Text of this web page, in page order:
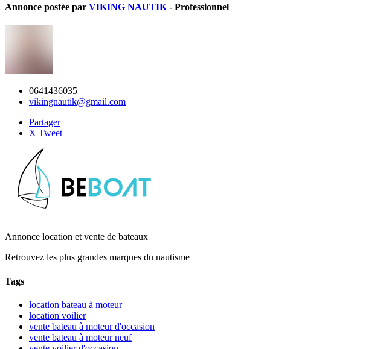
Annonce postée par VIKING NAUTIK - Professionnel
0641436035
vikingnautik@gmail.com
Partager
X Tweet
Annonce location et vente de bateaux
Retrouvez les plus grandes marques du nautisme
Tags
location bateau à moteur
location voilier
vente bateau à moteur d'occasion
vente bateau à moteur neuf